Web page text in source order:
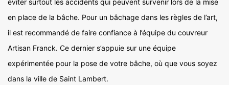
éviter surtout les accidents qui peuvent survenir lors de la mise
en place de la bâche. Pour un bâchage dans les règles de l’art,
il est recommandé de faire confiance à l’équipe du couvreur
Artisan Franck. Ce dernier s’appuie sur une équipe
expérimentée pour la pose de votre bâche, où que vous soyez
dans la ville de Saint Lambert.